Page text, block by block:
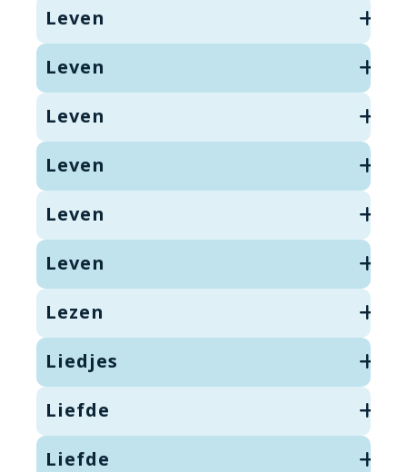
Leven
Leven
Leven
Leven
Leven
Leven
Lezen
Liedjes
Liefde
Liefde